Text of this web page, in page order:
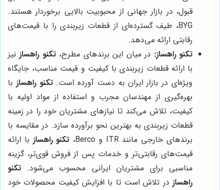
قبول، در بازار جهانی از محبوبیت بالایی برخوردار هستند.
BYG، طیف گسترده‌ای از قطعات زیربندی را با قیمت‌های
رقابتی ارائه می‌دهد.
تکنو راهساز: در میان این برندهای مطرح،تکنو راهسازنیز
با ارائه قطعات زیربندی با کیفیت و قیمت مناسب، جایگاه
ویژه‌ای در بازار ایران به دست آورده است.تکنو راهساز با
بهره‌گیری از مهندسان مجرب و استفاده از مواد اولیه با
کیفیت، تلاش می‌کند تا نیازهای مشتریان خود را در زمینه
قطعات زیربندی به بهترین نحو برآورده سازد. در مقایسه با
برندهای خارجی مانند ITR و Berco،
تکنو راهساز با ارائه
قیمت‌های رقابتی‌تر و خدمات پس از فروش قوی‌تر، گزینه
مناسبی برای مشتریان ایرانی محسوب می‌شود. تکنو
راهساز در تلاش است تا با افزایش کیفیت محصولات خود